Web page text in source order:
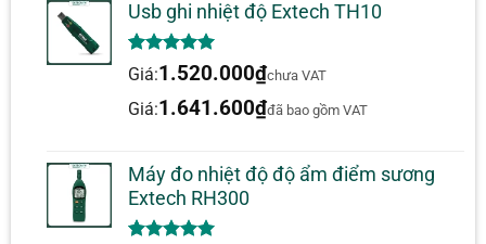
Usb ghi nhiệt độ Extech TH10
5.00trên 5
dựa trên
1
đánh giá
Giá:1.520.000₫chưa VAT
Giá:1.641.600₫đã bao gồm VAT
Máy đo nhiệt độ độ ẩm điểm sương
Extech RH300